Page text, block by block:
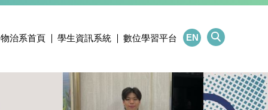
物治系首頁 學生資訊系統 數位學習平台 EN